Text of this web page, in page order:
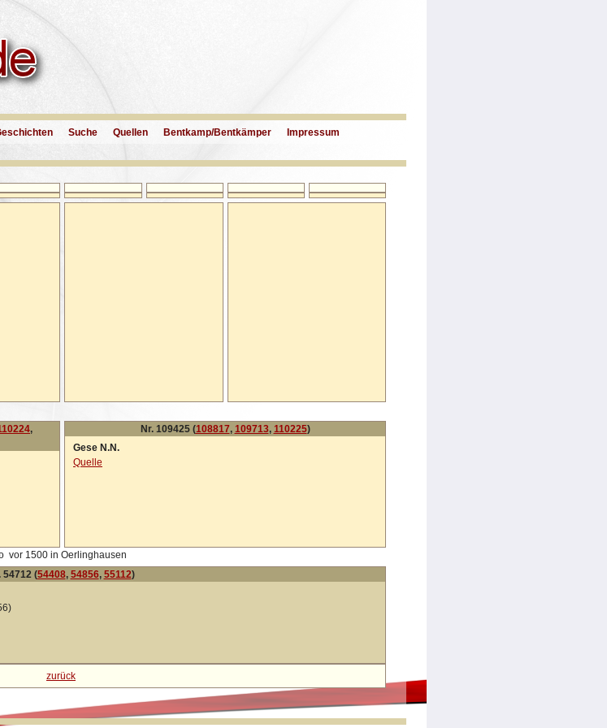
Suche Quellen Bentkamp/Bentkämper Impressum
,
Nr. 109425 (108817, 109713, 110225)
Gese N.N.
Quelle
vor 1500 in Oerlinghausen
54712 (54408, 54856, 55112)
zurück